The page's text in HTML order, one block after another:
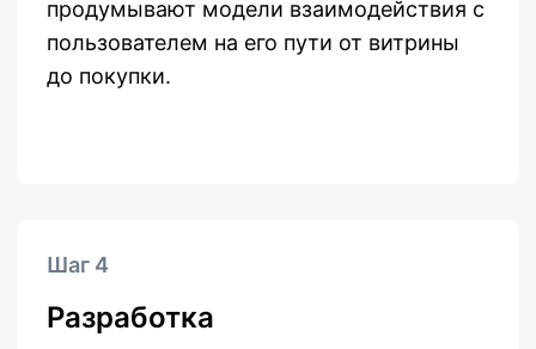
продумывают модели взаимодействия с
пользователем на его пути от витрины
до покупки.
Шаг 4
Разработка